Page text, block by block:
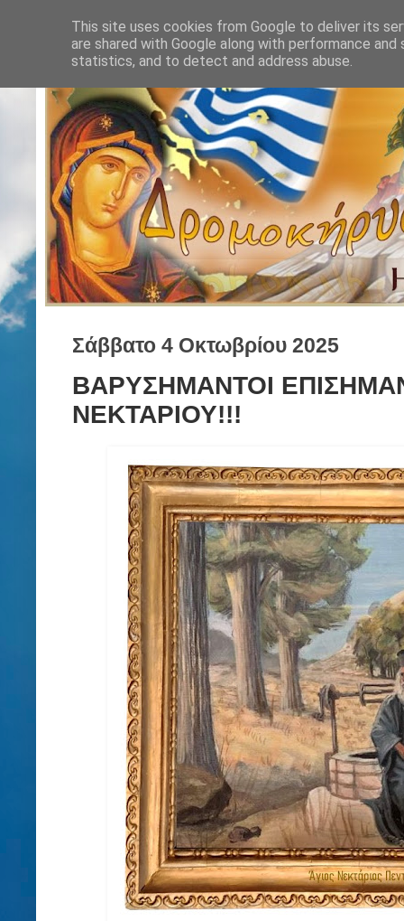
Σάββατο 4 Οκτωβρίου 2025
ΒΑΡΥΣΗΜΑΝΤΟΙ
ΝΕΚΤΑΡΙΟΥ!!!
This site uses cookies from Google to deliver its
are shared with Google along with performance
statistics, and to detect and address abuse.